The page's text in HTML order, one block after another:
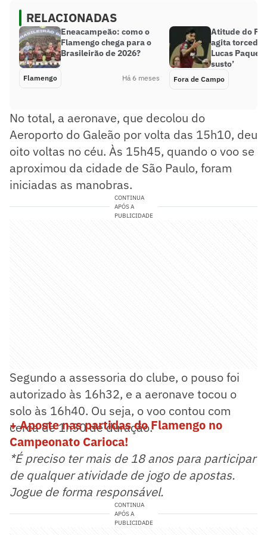
RELACIONADAS
Eneacampeão: como o
Flamengo chega para o
Brasileirão de 2026?
Flamengo Há 6 meses
Atitude do
agita
Lucas
susto’
Fora de Campo
No total, a aeronave, que decolou do
Aeroporto do Galeão por volta das 15h10, deu
oito voltas no céu. Às 15h45, quando o voo se
aproximou da cidade de São Paulo, foram
iniciadas as manobras.
CONTINUA
APÓS A
PUBLICIDADE
Segundo a assessoria do clube, o pouso foi
autorizado às 16h32, e a aeronave tocou o
solo às 16h40. Ou seja, o voo contou com
cerca de 1h30 de duração.
+ Aposte nas partidas do Flamengo no
Campeonato Carioca!
*É preciso ter mais de 18 anos para participar
de qualquer atividade de jogo de apostas.
Jogue de forma responsável.
CONTINUA
APÓS A
PUBLICIDADE